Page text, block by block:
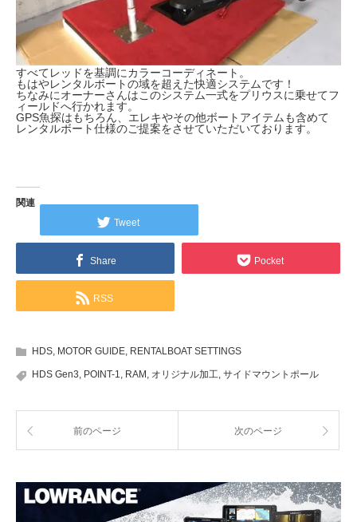
すべてレッドを基調にカラーコーディネート。
もはやレンタルボートの域を超えた快適システムです！
ちなみにオーナーさんはこのシステム一式をプリウスに乗せてフ
ィールドへ行かれます。
GPS魚探はもちろん、エレキやその他ボートアイテムも含めて
レンタルボート仕様のご提案をさせていただいております。
関連
Tweet
Share Pocket
RSS
HDS MOTOR GUIDE RENTALBOAT SETTINGS
HDS Gen3 POINT-1 RAM オリジナル加工 サイドマウントポール
前のページ 次のページ